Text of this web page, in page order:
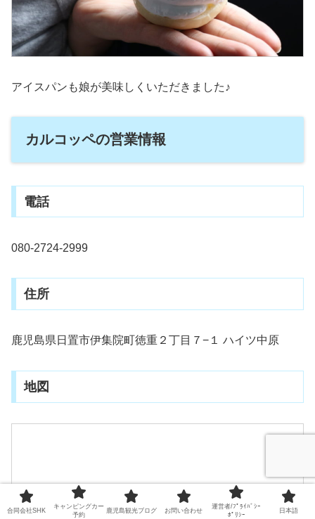
アイスパンも娘が美味しくいただきました♪
カルコッペの営業情報
電話
080-2724-2999
住所
鹿児島県日置市伊集院町徳重２丁目７−１ ハイツ中原
地図
合同会社SHK
キャンピングカー
予約
鹿児島観光ブログ お問い合わせ
運営者/ﾌﾟﾗｲﾊﾞｼｰ
ﾎﾟﾘｼｰ
日本語